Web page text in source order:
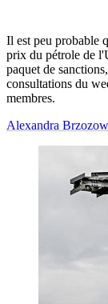
Il est peu probable
prix du pétrole de
paquet de
consultations du
membres.
Alexandra